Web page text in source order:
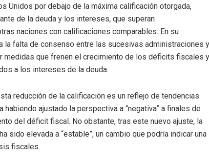
Unidos por debajo de la máxima calificación otorgada,
de la deuda y los intereses, que superan
naciones con calificaciones comparables. En su
la falta de consenso entre las sucesivas administraciones y
medidas que frenen el crecimiento de los déficits fiscales y
a los intereses de la deuda.
reducción de la calificación es un reflejo de tendencias
habiendo ajustado la perspectiva a “negativa” a finales de
del déficit fiscal. No obstante, tras este nuevo ajuste, la
sido elevada a “estable”, un cambio que podría indicar una
fiscales.